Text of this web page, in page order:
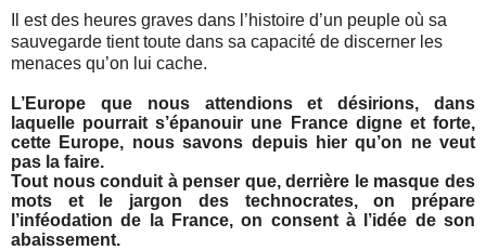
Il est des heures graves dans l’histoire d’un peuple où sa
sauvegarde tient toute dans sa capacité de discerner les
menaces qu’on lui cache.
L’Europe que nous attendions et désirions, dans
laquelle pourrait s’épanouir une France digne et forte,
cette Europe, nous savons depuis hier qu’on ne veut
pas la faire.
Tout nous conduit à penser que, derrière le masque des
mots et le jargon des technocrates, on prépare
l’inféodation de la France, on consent à l’idée de son
abaissement.